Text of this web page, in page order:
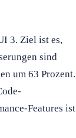
3. Ziel ist es,
sind
um 63 Prozent.
Features ist